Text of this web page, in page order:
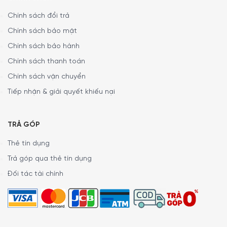
Trình
chơi
Video
Chính sách đổi trả
Chính sách bảo mật
Chính sách bảo hành
Chính sách thanh toán
Chính sách vận chuyển
Tiếp nhận & giải quyết khiếu nại
TRẢ GÓP
Thẻ tín dụng
Trả góp qua thẻ tín dụng
Đối tác tài chính